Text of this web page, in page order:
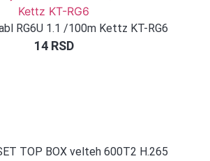
RG6U 1.1 /100m Kettz KT-RG6
14 RSD
TOP BOX velteh 600T2 H.265